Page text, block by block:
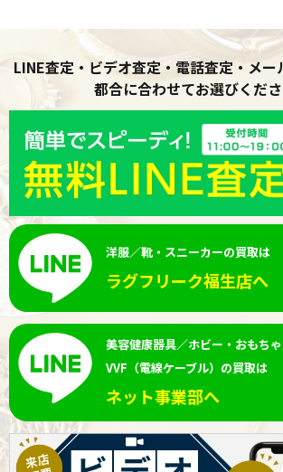
LINE査定・ビデオ査定・電話査定・メ
都合に合わせてお選びくださ
洋服／靴・スニーカーの買取は
ラグフリーク福生店へ
美容健康器具／ホビー・おもち
VVF（電線ケーブル）の買取は
ネット事業部へ